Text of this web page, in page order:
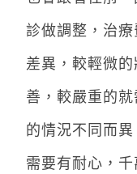
診做調整，治
差異，較輕微
善，較嚴重的
的情況不同而
需要有耐心，